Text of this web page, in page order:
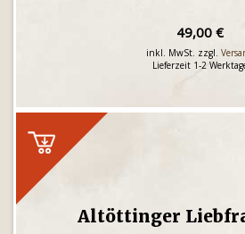
49,00 €
inkl. MwSt. zzgl.
Lieferzeit 1-2
Altöttinger